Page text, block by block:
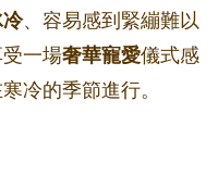
、容易感到緊繃難以
一場奢華寵愛儀式感
冷的季節進行。